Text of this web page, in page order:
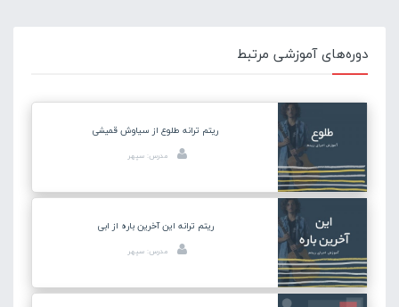
دوره‌های آموزشی مرتبط
ریتم ترانه طلوع از سیاوش قمیشی
مدرس: سپهر
ریتم ترانه این آخرین باره از ابی
مدرس: سپهر